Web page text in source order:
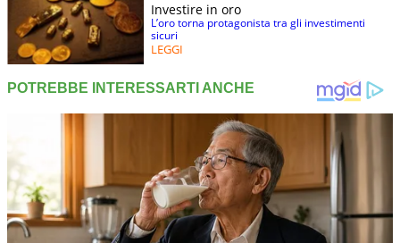
Investire in oro
L’oro torna protagonista tra gli investimenti
sicuri
LEGGI